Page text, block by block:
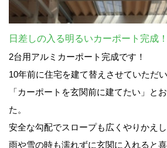
日差しの入る明るいカーポート完成！
2台用アルミカーポート完成です！
10年前に住宅を建て替えさせていただ
「カーポートを玄関前に建てたい」と
た。
安全な勾配でスロープも広くやりかえし
雨や雪の時も濡れずに玄関に入れると